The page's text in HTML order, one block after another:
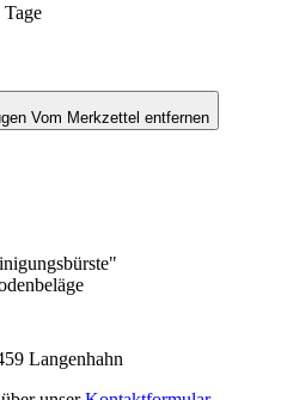
Vom Merkzettel entfernen
Langenhahn